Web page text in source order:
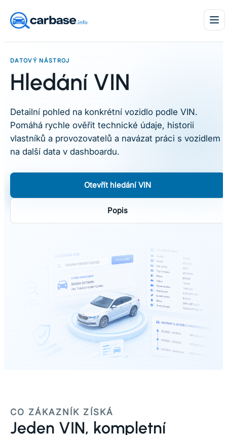
Skip
to
DATOVÝ NÁSTROJ
Hledání VIN
Detailní pohled na konkrétní vozidlo podle VIN.
Pomáhá rychle ověřit technické údaje, historii
vlastníků a provozovatelů a navázat práci s vozidlem
na další data v dashboardu.
Otevřít hledání VIN
Popis
CO ZÁKAZNÍK ZÍSKÁ
Jeden VIN, kompletní